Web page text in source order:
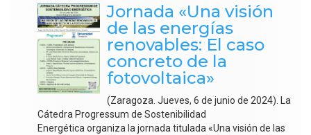
Jornada «Una visión
de las energías
renovables: El caso
concreto de la
fotovoltaica»
(Zaragoza. Jueves, 6 de junio de 2024). La
Cátedra Progressum de Sostenibilidad
Energética organiza la jornada titulada «Una visión de las